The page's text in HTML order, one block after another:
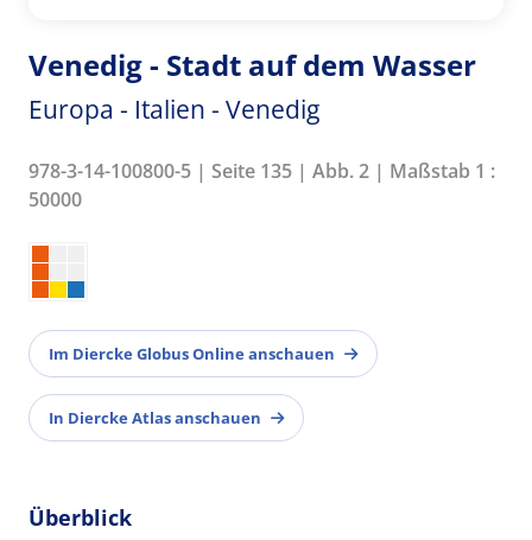
Venedig - Stadt auf dem Wasser
Europa - Italien - Venedig
978-3-14-100800-5 | Seite 135 | Abb. 2 | Maßstab 1 :
50000
Im Diercke Globus Online anschauen
In Diercke Atlas anschauen
Überblick